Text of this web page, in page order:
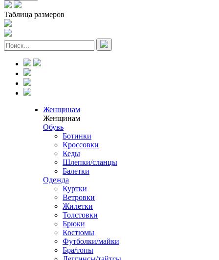
Таблица размеров
Женщинам
Женщинам
Обувь
Ботинки
Кроссовки
Кеды
Шлепки/сланцы
Балетки
Одежда
Куртки
Ветровки
Жилетки
Толстовки
Брюки
Костюмы
Футболки/майки
Бра/топы